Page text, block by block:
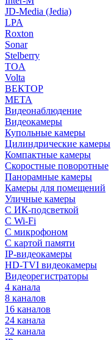
JD-Media (Jedia)
LPA
Roxton
Sonar
Stelberry
TOA
Volta
ВЕКТОР
МЕТА
Видеонаблюдение
Видеокамеры
Купольные камеры
Цилиндрические камеры
Компактные камеры
Скоростные поворотные
Панорамные камеры
Камеры для помещений
Уличные камеры
С ИК-подсветкой
С Wi-Fi
С микрофоном
С картой памяти
IP-видеокамеры
HD-TVI видеокамеры
Видеорегистраторы
4 канала
8 каналов
16 каналов
24 канала
32 канала